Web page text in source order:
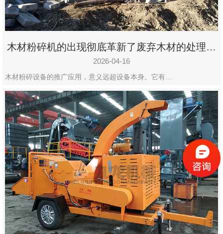
木材粉碎机的出现彻底革新了废弃木材的处理模
式
2026-04-16
木材粉碎设备的推广应用，意义远超设备本身。它有…